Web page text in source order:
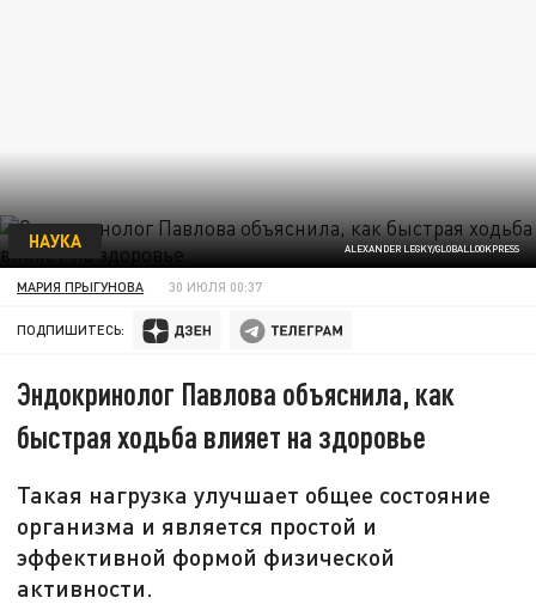
ALEXANDER LEGKY/GLOBALLOOKPRESS
НАУКА
МАРИЯ ПРЫГУНОВА 30 ИЮЛЯ 00:37
ПОДПИШИТЕСЬ:
Эндокринолог Павлова объяснила, как
быстрая ходьба влияет на здоровье
Такая нагрузка улучшает общее состояние
организма и является простой и
эффективной формой физической
активности.